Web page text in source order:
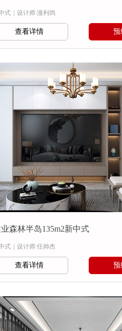
式 设计师:漫利鸽
查看详情 预
森林半岛135m2新中式
式 设计师:任帅杰
查看详情 预